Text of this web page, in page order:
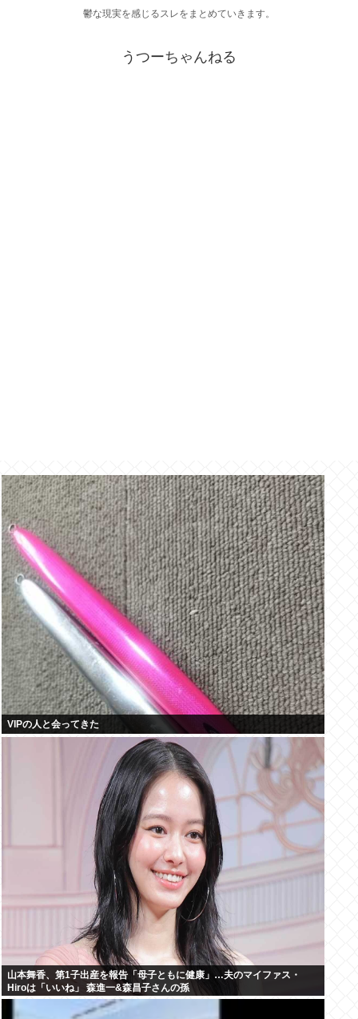
鬱な現実を感じるスレをまとめていきます。
うつーちゃんねる
VIPの人と会ってきた
山本舞香、第1子出産を報告「母子ともに健康」…夫のマイファス・
Hiroは「いいね」 森進一&森昌子さんの孫